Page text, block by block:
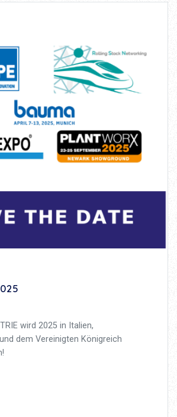
wird 2025 in Italien,
dem Vereinigten Königreich